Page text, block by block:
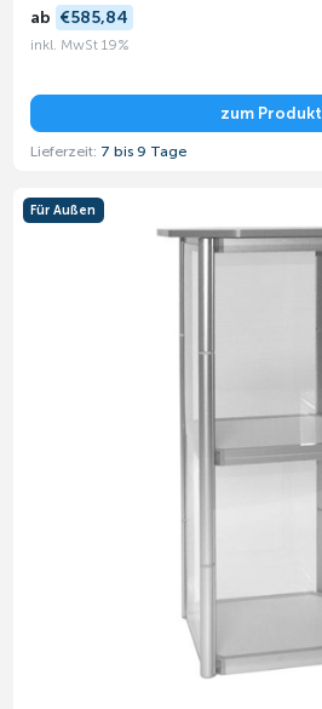
ab €585,84
inkl. MwSt 19%
zum Produkt
Lieferzeit: 7 bis 9 Tage
Für Außen